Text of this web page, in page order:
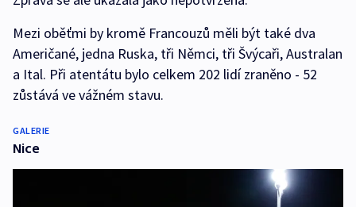
Mezi oběťmi by kromě Francouzů měli být také dva
Američané, jedna Ruska, tři Němci, tři Švýcaři, Australan
a Ital. Při atentátu bylo celkem 202 lidí zraněno - 52
zůstává ve vážném stavu.
GALERIE
Nice